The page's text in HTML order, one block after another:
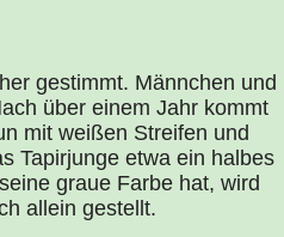
gestimmt. Männchen und
über einem Jahr kommt
mit weißen Streifen und
Tapirjunge etwa ein halbes
graue Farbe hat, wird
allein gestellt.